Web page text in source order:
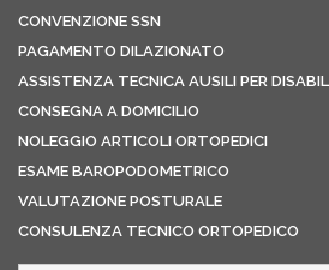
CONVENZIONE SSN
PAGAMENTO DILAZIONATO
ASSISTENZA TECNICA AUSILI PER
CONSEGNA A DOMICILIO
NOLEGGIO ARTICOLI ORTOPEDICI
ESAME BAROPODOMETRICO
VALUTAZIONE POSTURALE
CONSULENZA TECNICO ORTOPEDICO